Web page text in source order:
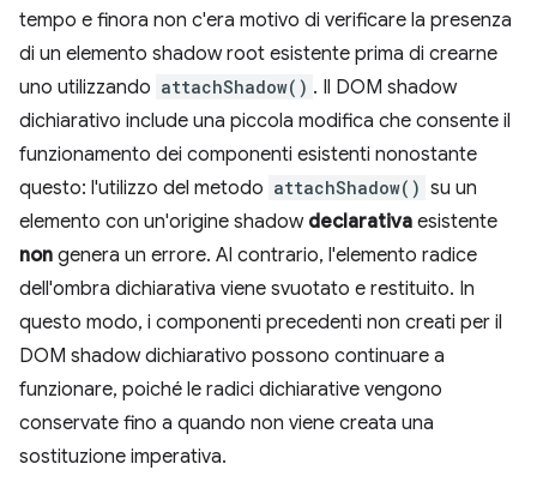
tempo e finora non c'era motivo di verificare la presenza
di un elemento shadow root esistente prima di crearne
uno utilizzando attachShadow() . Il DOM shadow
dichiarativo include una piccola modifica che consente il
funzionamento dei componenti esistenti nonostante
questo: l'utilizzo del metodo attachShadow() su un
elemento con un'origine shadow declarativa esistente
non genera un errore. Al contrario, l'elemento radice
dell'ombra dichiarativa viene svuotato e restituito. In
questo modo, i componenti precedenti non creati per il
DOM shadow dichiarativo possono continuare a
funzionare, poiché le radici dichiarative vengono
conservate fino a quando non viene creata una
sostituzione imperativa.